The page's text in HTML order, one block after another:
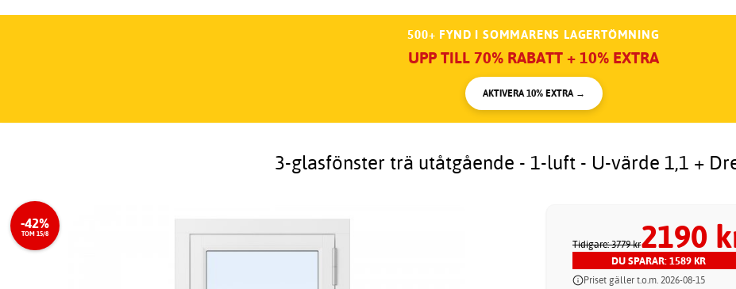
500+ FYND I SOMMARENS LAGERTÖMNING
UPP TILL 70% RABATT + 10% EXTRA
AKTIVERA 10% EXTRA →
3-glasfönster trä utåtgående - 1-luft - U-värde 1,1 +
-42%
TOM 15/8
Tidigare: 3779 kr2190
DU SPARAR: 1589 KR
Priset gäller t.o.m. 2026-08-15